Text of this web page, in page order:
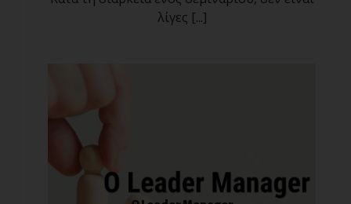
λίγες [...]